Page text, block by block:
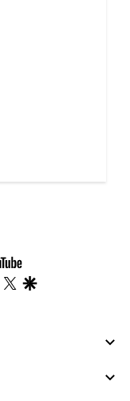
youtube-
footer
facebook
twitter